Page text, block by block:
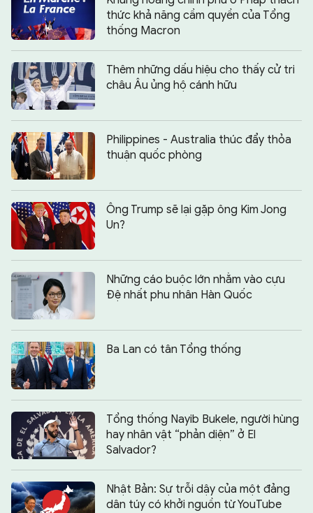
thức khả năng cầm quyền của Tổng
thống Macron
Thêm những dấu hiệu cho thấy cử tri
châu Âu ủng hộ cánh hữu
Philippines - Australia thúc đẩy thỏa
thuận quốc phòng
Ông Trump sẽ lại gặp ông Kim Jong
Un?
Những cáo buộc lớn nhằm vào cựu
Đệ nhất phu nhân Hàn Quốc
Ba Lan có tân Tổng thống
Tổng thống Nayib Bukele, người hùng
hay nhân vật “phản diện” ở El
Salvador?
Nhật Bản: Sự trỗi dậy của một đảng
dân túy có khởi nguồn từ YouTube